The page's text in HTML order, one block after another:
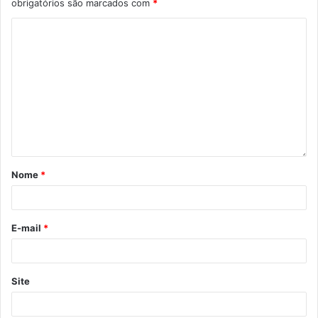
8h às 18h.
Gabriel García Márquez
obrigatórios são marcados com *
Nome *
E-mail *
Site